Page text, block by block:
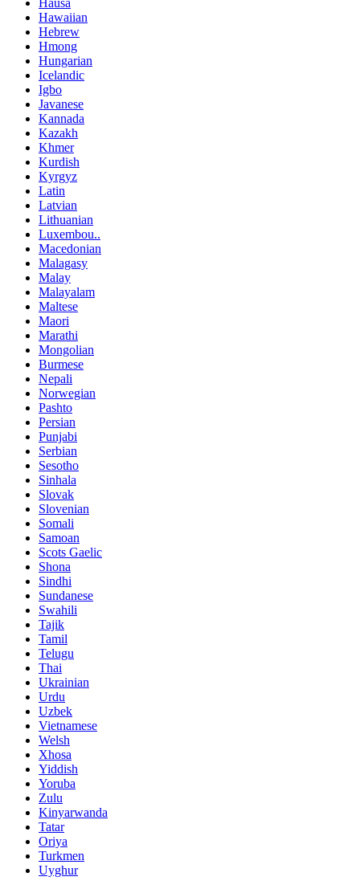
Hawaiian
Hebrew
Hmong
Hungarian
Icelandic
Igbo
Javanese
Kannada
Kazakh
Khmer
Kurdish
Kyrgyz
Latin
Latvian
Lithuanian
Luxembou..
Macedonian
Malagasy
Malay
Malayalam
Maltese
Maori
Marathi
Mongolian
Burmese
Nepali
Norwegian
Pashto
Persian
Punjabi
Serbian
Sesotho
Sinhala
Slovak
Slovenian
Somali
Samoan
Scots Gaelic
Shona
Sindhi
Sundanese
Swahili
Tajik
Tamil
Telugu
Thai
Ukrainian
Urdu
Uzbek
Vietnamese
Welsh
Xhosa
Yiddish
Yoruba
Zulu
Kinyarwanda
Tatar
Oriya
Turkmen
Uyghur